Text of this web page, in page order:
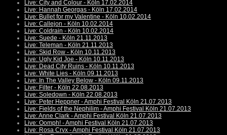
Live: City and Colour - Köln 17.02.2014
Live: Hannah Georgas - Köln 17.02.2014
Live: Bullet for my Valentine - Köln 10.02.2014
Live: Callejon - Köln 10.02.2014
Live: Coldrain - Köln 10.02.2014
Live: Suede - Köln 21.11.2013
Live: Teleman - Köln 21.11.2013
Live: Skid Row - Köln 10.11.2013
Live: Ugly Kid Joe - Köln 10.11.2013
Live: Dead City Ruins - Köln 10.11.2013
Live: White Lies - Köln 09.11.2013
Live: In The Valley Below - Köln 09.11.2013
Live: Filter - Köln 22.08.2013
Live: Soledown - Köln 22.08.2013
Live: Peter Heppner - Amphi Festival Köln 21.07.2013
Live: Fields of the Nephilim - Amphi Festival Köln 21.07.2013
Live: Anne Clark - Amphi Festival Köln 21.07.2013
Live: Oomph! - Amphi Festival Köln 21.07.2013
Live: Rosa Crvx - Amphi Festival Köln 21.07.2013